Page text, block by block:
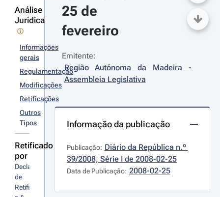
Análise
Jurídica
Informações
gerais
Regulamentação
Modificações
Retificações
Outros
Tipos
Retificado
por
Declaração
de
Retificação
25 de
fevereiro
Emitente:
Região Autónoma da Madeira -
Assembleia Legislativa
Informação da publicação
Publicação: Diário da República n.º
39/2008, Série I de 2008-02-25
Data de Publicação: 2008-02-25